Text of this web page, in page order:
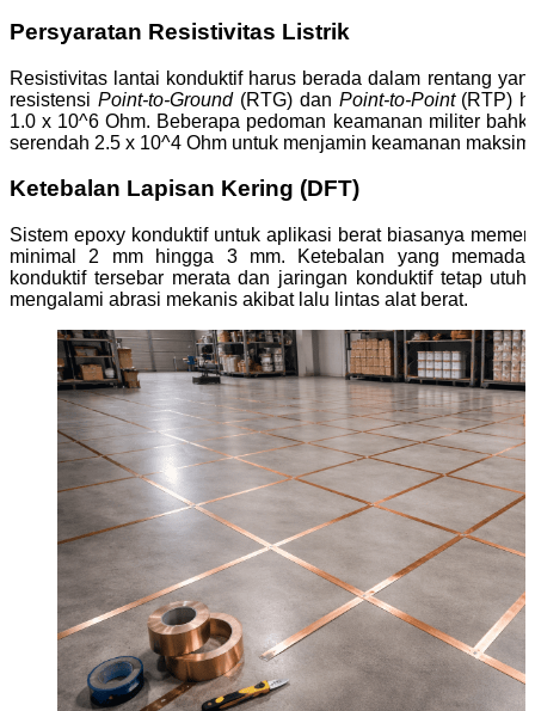
Persyaratan Resistivitas Listrik
Resistivitas lantai konduktif harus berada dalam rentang
resistensi Point-to-Ground(RTG) dan Point-to-Point(RTP)
1.0 x 10^6 Ohm. Beberapa pedoman keamanan militer
serendah 2.5 x 10^4 Ohm untuk menjamin keamanan
Ketebalan Lapisan Kering (DFT)
Sistem epoxy konduktif untuk aplikasi berat biasanya
minimal 2 mm hingga 3 mm. Ketebalan yang memadai
konduktif tersebar merata dan jaringan konduktif tetap utuh
mengalami abrasi mekanis akibat lalu lintas alat berat.